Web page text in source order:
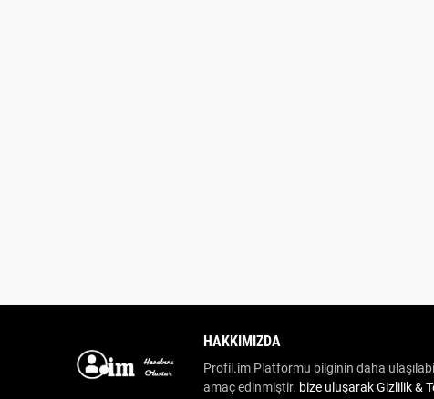
HAKKIMIZDA
Profil.im Platformu bilginin daha
amaç edinmiştir. bize uluşarakGizlilik &